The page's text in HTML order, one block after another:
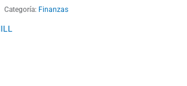
Categoría: Finanzas